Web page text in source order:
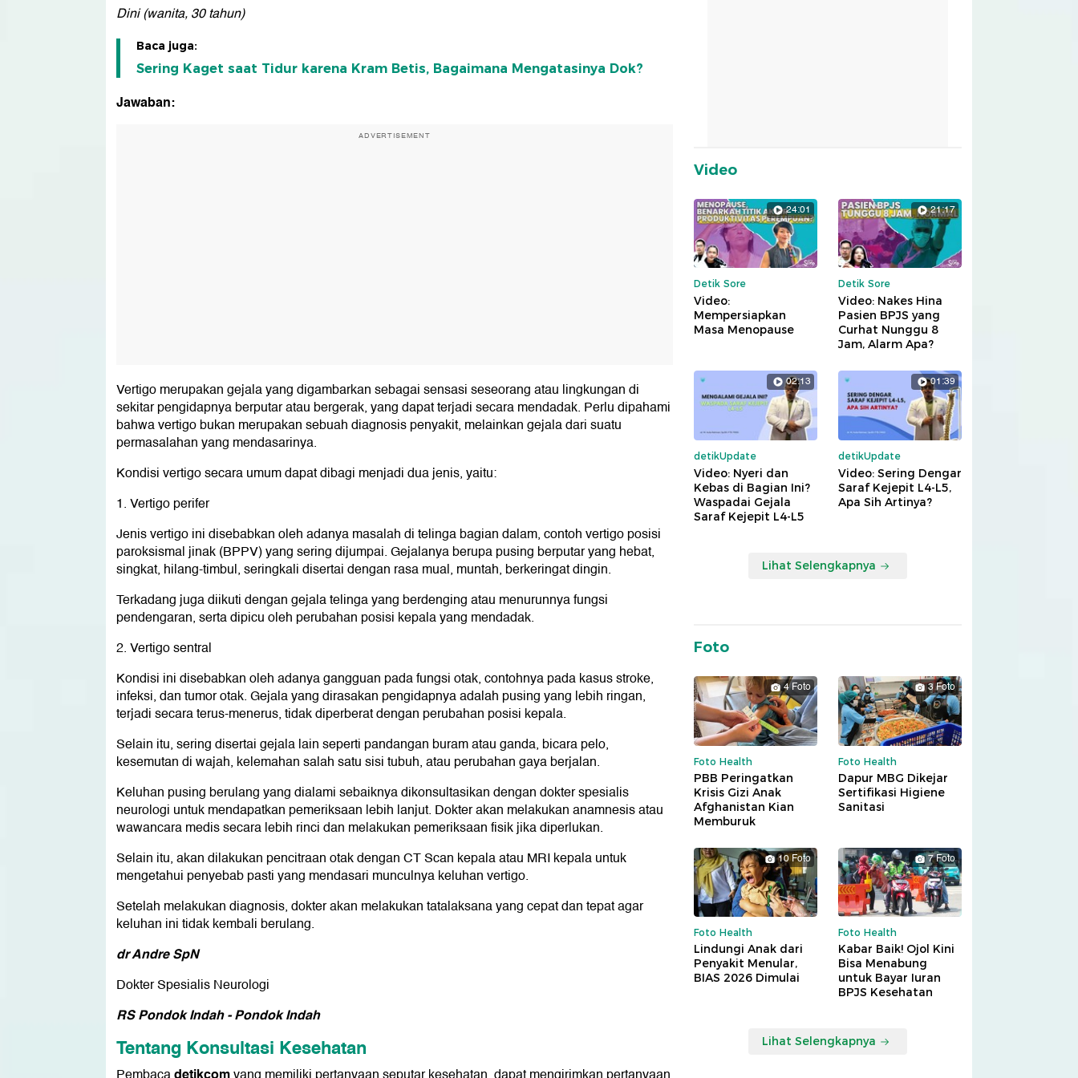
Dini (wanita, 30 tahun)
Baca juga:
Sering Kaget saat Tidur karena Kram Betis, Bagaimana Mengatasinya Dok?
Jawaban:
ADVERTISEMENT
Vertigo merupakan gejala yang digambarkan sebagai sensasi seseorang atau lingkungan di
sekitar pengidapnya berputar atau bergerak, yang dapat terjadi secara mendadak. Perlu dipahami
bahwa vertigo bukan merupakan sebuah diagnosis penyakit, melainkan gejala dari suatu
permasalahan yang mendasarinya.
Kondisi vertigo secara umum dapat dibagi menjadi dua jenis, yaitu:
1. Vertigo perifer
Jenis vertigo ini disebabkan oleh adanya masalah di telinga bagian dalam, contoh vertigo posisi
paroksismal jinak (BPPV) yang sering dijumpai. Gejalanya berupa pusing berputar yang hebat,
singkat, hilang-timbul, seringkali disertai dengan rasa mual, muntah, berkeringat dingin.
Terkadang juga diikuti dengan gejala telinga yang berdenging atau menurunnya fungsi
pendengaran, serta dipicu oleh perubahan posisi kepala yang mendadak.
2. Vertigo sentral
Kondisi ini disebabkan oleh adanya gangguan pada fungsi otak, contohnya pada kasus stroke,
infeksi, dan tumor otak. Gejala yang dirasakan pengidapnya adalah pusing yang lebih ringan,
terjadi secara terus-menerus, tidak diperberat dengan perubahan posisi kepala.
Selain itu, sering disertai gejala lain seperti pandangan buram atau ganda, bicara pelo,
kesemutan di wajah, kelemahan salah satu sisi tubuh, atau perubahan gaya berjalan.
Keluhan pusing berulang yang dialami sebaiknya dikonsultasikan dengan dokter spesialis
neurologi untuk mendapatkan pemeriksaan lebih lanjut. Dokter akan melakukan anamnesis atau
wawancara medis secara lebih rinci dan melakukan pemeriksaan fisik jika diperlukan.
Selain itu, akan dilakukan pencitraan otak dengan CT Scan kepala atau MRI kepala untuk
mengetahui penyebab pasti yang mendasari munculnya keluhan vertigo.
Setelah melakukan diagnosis, dokter akan melakukan tatalaksana yang cepat dan tepat agar
keluhan ini tidak kembali berulang.
dr Andre SpN
Dokter Spesialis Neurologi
RS Pondok Indah - Pondok Indah
Tentang Konsultasi Kesehatan
Video
24:01
Detik Sore
Video:
Mempersiapkan
Masa Menopause
21:17
Detik Sore
Video: Nakes Hina
Pasien BPJS yang
Curhat Nunggu 8
Jam, Alarm Apa?
02:13
detikUpdate
Video: Nyeri dan
Kebas di Bagian Ini?
Waspadai Gejala
Saraf Kejepit L4-L5
01:39
detikUpdate
Video: Sering Dengar
Saraf Kejepit L4-L5,
Apa Sih Artinya?
Lihat Selengkapnya
Foto
4 Foto
Foto Health
PBB Peringatkan
Krisis Gizi Anak
Afghanistan Kian
Memburuk
3 Foto
Foto Health
Dapur MBG Dikejar
Sertifikasi Higiene
Sanitasi
10 Foto
Foto Health
Lindungi Anak dari
Penyakit Menular,
BIAS 2026 Dimulai
7 Foto
Foto Health
Kabar Baik! Ojol Kini
Bisa Menabung
untuk Bayar Iuran
BPJS Kesehatan
Lihat Selengkapnya